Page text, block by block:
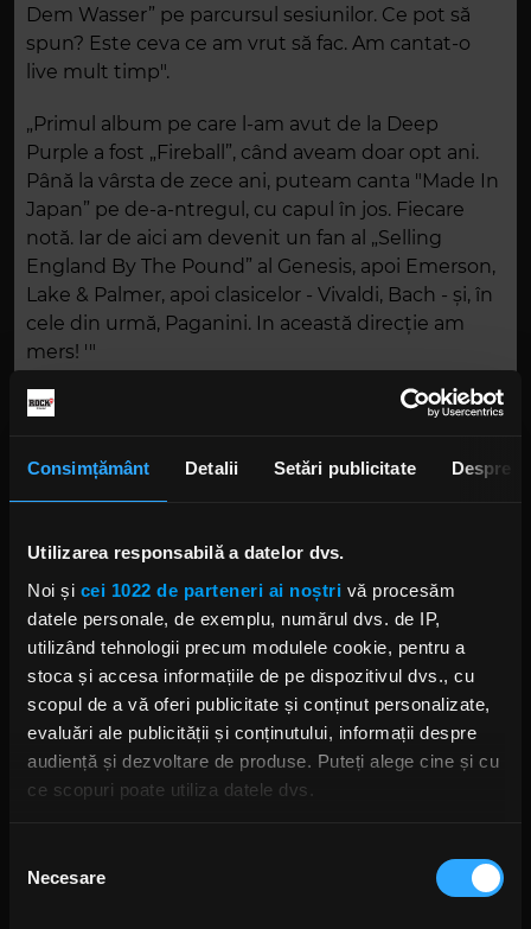
Consimțământ Detalii Setări publicitate Despre
Utilizarea responsabilă a datelor dvs.
Noi și cei 1022 de parteneri ai noștri vă procesăm
datele personale, de exemplu, numărul dvs. de IP,
utilizând tehnologii precum modulele cookie, pentru a
stoca și accesa informațiile de pe dispozitivul dvs., cu
scopul de a vă oferi publicitate și conținut personalizate,
evaluări ale publicității și conținutului, informații despre
audiență și dezvoltare de produse. Puteți alege cine și cu
ce scopuri poate utiliza datele dvs.
Să colectăm informațiile cu privire la locația dvs.
consimțământului
Necesare
Dem Wasser” pe parcursul sesiunilor. Ce pot să
spun? Este ceva ce am vrut să fac. Am cantat-o
live mult timp".
„Primul album pe care l-am avut de la Deep
Purple a fost „Fireball”, când aveam doar opt ani.
Până la vârsta de zece ani, puteam canta "Made In
Japan” pe de-a-ntregul, cu capul în jos. Fiecare
notă. Iar de aici am devenit un fan al „Selling
England By The Pound” al Genesis, apoi Emerson,
Lake & Palmer, apoi clasicelor - Vivaldi, Bach - și, în
cele din urmă, Paganini. In această direcție am
mers! '"
Foto: Getty Images/ Guliver.
YNGWIE MALMSTEEN